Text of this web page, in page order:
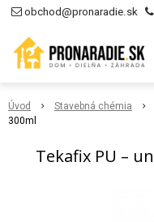
obchod@pronaradie.sk
Úvod Stavebná chémia
300ml
Tekafix PU –